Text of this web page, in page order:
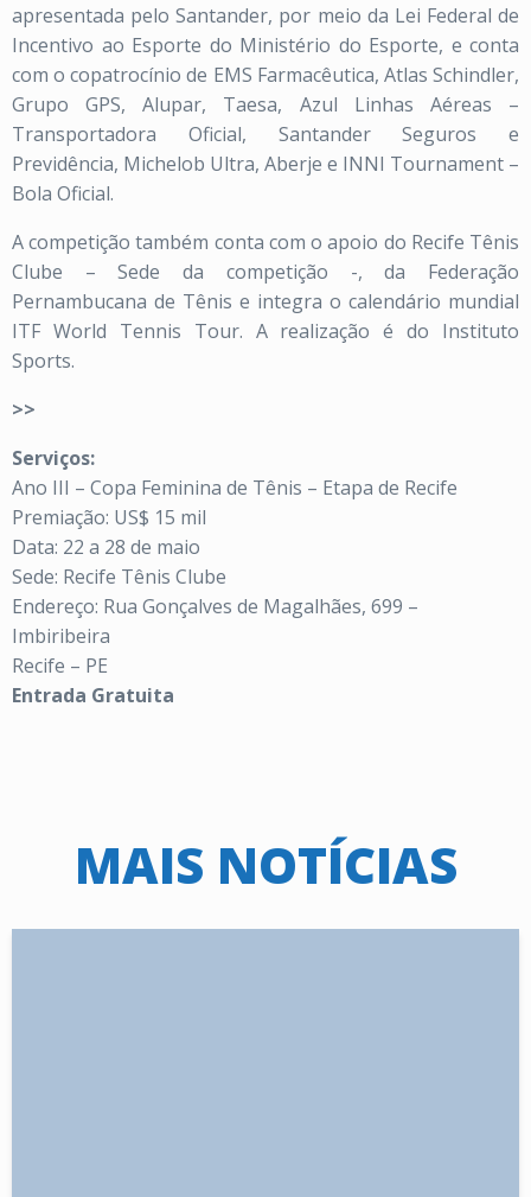
apresentada pelo Santander, por meio da Lei Federal de
Incentivo ao Esporte do Ministério do Esporte, e conta
com o copatrocínio de EMS Farmacêutica, Atlas Schindler,
Grupo GPS, Alupar, Taesa, Azul Linhas Aéreas –
Transportadora Oficial, Santander Seguros e
Previdência, Michelob Ultra, Aberje e INNI Tournament –
Bola Oficial.
A competição também conta com o apoio do Recife Tênis
Clube – Sede da competição -, da Federação
Pernambucana de Tênis e integra o calendário mundial
ITF World Tennis Tour. A realização é do Instituto
Sports.
>>
Serviços:
Ano III – Copa Feminina de Tênis – Etapa de Recife
Premiação: US$ 15 mil
Data: 22 a 28 de maio
Sede: Recife Tênis Clube
Endereço: Rua Gonçalves de Magalhães, 699 –
Imbiribeira
Recife – PE
Entrada Gratuita
MAIS NOTÍCIAS